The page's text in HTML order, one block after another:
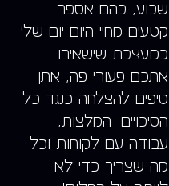
שבוע, בהם אספר
קטעים מחיי היום יום שלי
כמעצבת שישאירו
אתכם פעורי פה, אתן
טיפים להצלחה כנגד כל
הסיכויים! המלצות,
עבודה עם לקוחות וכל
מה שצריך כדי לא